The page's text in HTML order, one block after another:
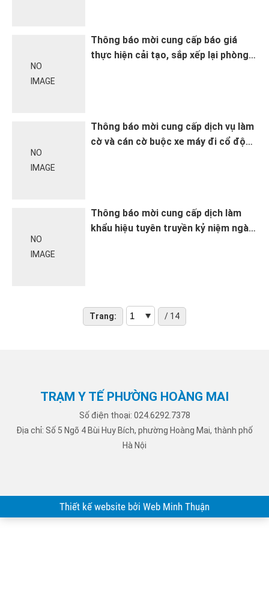
NO
IMAGE
Thông báo mời cung cấp báo giá
thực hiện cải tạo, sắp xếp lại phòng
NO
IMAGE
Thông báo mời cung cấp dịch vụ làm
cờ và cán cờ buộc xe máy đi cổ động
NO
IMAGE
Thông báo mời cung cấp dịch làm
khẩu hiệu tuyên truyền kỷ niệm ngày
Trang: / 14
TRẠM Y TẾ PHƯỜNG HOÀNG MAI
Số điện thoại: 024.6292.7378
Địa chỉ: Số 5 Ngõ 4 Bùi Huy Bích, phường Hoàng Mai, thành phố
Hà Nội
Thiết kế website bởi Web Minh Thuận